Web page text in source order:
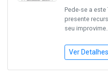
Pede-se a
presente
seu
Ver Detalhes